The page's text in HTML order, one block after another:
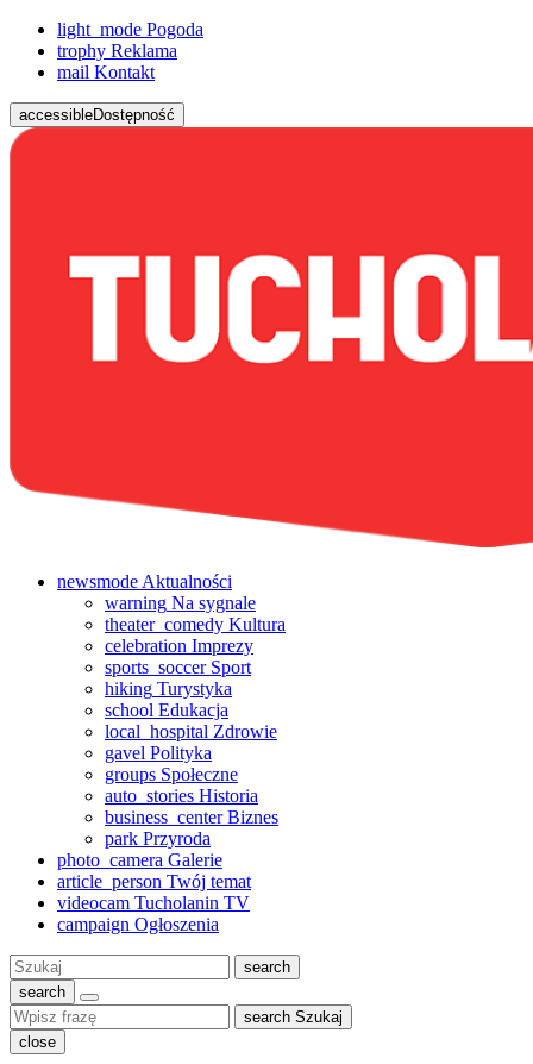
light_mode Pogoda
trophy Reklama
mail Kontakt
accessibleDostępność
newsmode Aktualności
warning Na sygnale
theater_comedy Kultura
celebration Imprezy
sports_soccerSport
hiking Turystyka
school Edukacja
local_hospital Zdrowie
gavel Polityka
groups Społeczne
auto_stories Historia
business_centerBiznes
park Przyroda
photo_camera Galerie
article_person Twój temat
videocam Tucholanin TV
campaign Ogłoszenia
Szukaj:
search
search
search Szukaj
close